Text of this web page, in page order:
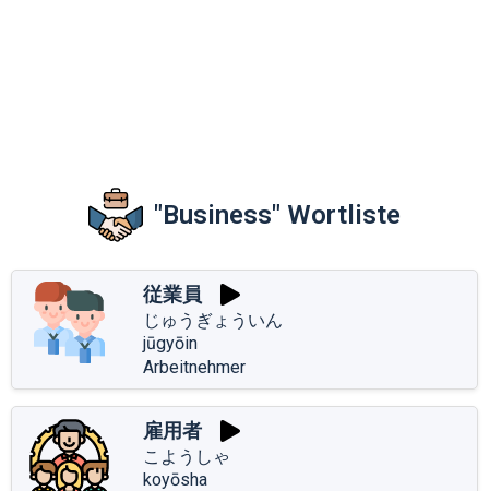
"Business" Wortliste
従業員
じゅうぎょういん
jūgyōin
Arbeitnehmer
雇用者
こようしゃ
koyōsha